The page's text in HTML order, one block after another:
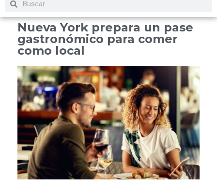
Nueva York prepara un pase
gastronómico para comer
como local